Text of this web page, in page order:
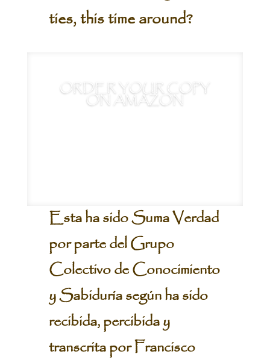
ties, this time around?
ORDER YOUR COPY
ON AMAZON
Esta ha sido Suma Verdad
por parte del Grupo
Colectivo de Conocimiento
y Sabiduría según ha sido
recibida, percibida y
transcrita por Francisco